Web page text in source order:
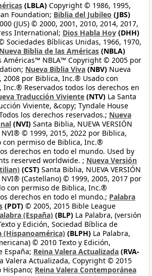
(LBLA) Copyright © 1986, 1995,
Foundation; Biblia del Jubileo (JBS)
(JUS) © 2000, 2001, 2010, 2014, 2017,
International; Dios Habla Hoy (DHH)
Sociedades Bíblicas Unidas, 1966, 1970,
Nueva Biblia de las Américas (NBLA)
Américas™ NBLA™ Copyright © 2005 por
Nueva Biblia Viva (NBV) Nueva
2008 por Biblica, Inc.® Usado con
Inc.® Reservados todos los derechos en
Traducción Viviente (NTV) La Santa
Viviente, &copy; Tyndale House
los derechos reservados.; Nueva
(NVI) Santa Biblia, NUEVA VERSIÓN
NVI® © 1999, 2015, 2022 por Biblica,
permiso de Biblica, Inc.®
derechos en todo el mundo. Used by
reserved worldwide. ; Nueva Versión
(CST) Santa Biblia, NUEVA VERSIÓN
NVI® (Castellano) © 1999, 2005, 2017 por
con permiso de Biblica, Inc.®
derechos en todo el mundo.; Palabra
(PDT) © 2005, 2015 Bible League
(España) (BLP) La Palabra, (versión
y Edición, Sociedad Bíblica de
(Hispanoamérica) (BLPH) La Palabra,
© 2010 Texto y Edición,
España; Reina Valera Actualizada (RVA-
Valera Actualizada, Copyright © 2015
Hispano; Reina Valera Contemporánea